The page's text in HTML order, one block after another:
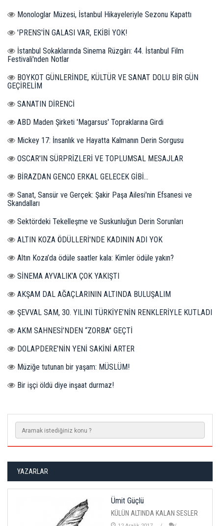
Monologlar Müzesi, İstanbul Hikayeleriyle Sezonu Kapattı
'PRENS'İN GALASI VAR, EKİBİ YOK!
İstanbul Sokaklarında Sinema Rüzgârı: 44. İstanbul Film
Festivali'nden Notlar
BOYKOT GÜNLERİNDE, KÜLTÜR VE SANAT DOLU BİR GÜN
GEÇİRELİM
SANATIN DİRENCİ
ABD Maden Şirketi 'Magarsus' Topraklarına Girdi
Mickey 17: İnsanlık ve Hayatta Kalmanın Derin Sorgusu
OSCAR'IN SÜRPRİZLERİ VE TOPLUMSAL MESAJLAR
BİRAZDAN GENCO ERKAL GELECEK GİBİ...
Sanat, Sansür ve Gerçek: Şakir Paşa Ailesi'nin Efsanesi ve
Skandalları
Sektördeki Tekelleşme ve Suskunluğun Derin Sorunları
ALTIN KOZA ÖDÜLLERİ'NDE KADININ ADI YOK
Altın Koza’da ödüle saatler kala: Kimler ödüle yakın?
SİNEMA AYVALIK’A ÇOK YAKIŞTI
AKŞAM DAL AĞAÇLARININ ALTINDA BULUŞALIM
ŞEVVAL SAM, 30. YILINI TÜRKİYE’NİN RENKLERİYLE KUTLADI
AKM SAHNESİ’NDEN “ZORBA” GEÇTİ
DOLAPDERE'NİN YENİ SAKİNİ ARTER
Müziğe tutunan bir yaşam: MÜSLÜM!
Bir işçi öldü diye inşaat durmaz!
YAZARLAR
Ümit Güçlü
KÜLÜN ALTINDA KALAN SESLER